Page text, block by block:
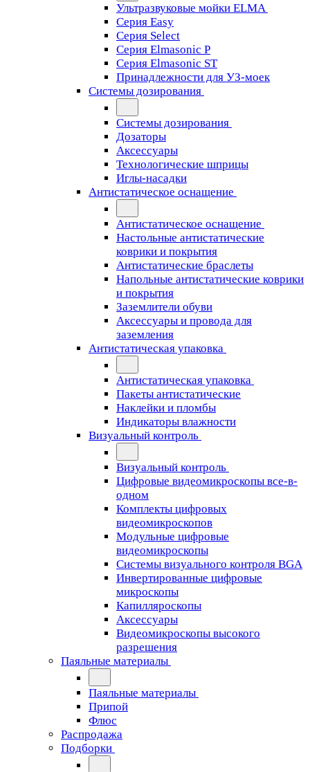
Ультразвуковые мойки ELMA
Серия Easy
Серия Select
Серия Elmasonic P
Серия Elmasonic ST
Принадлежности для УЗ-моек
Системы дозирования
Системы дозирования
Дозаторы
Аксессуары
Технологические шприцы
Иглы-насадки
Антистатическое оснащение
Антистатическое оснащение
Настольные антистатические
коврики и покрытия
Антистатические браслеты
Напольные антистатические коврики
и покрытия
Заземлители обуви
Аксессуары и провода для
заземления
Антистатическая упаковка
Антистатическая упаковка
Пакеты антистатические
Наклейки и пломбы
Индикаторы влажности
Визуальный контроль
Визуальный контроль
Цифровые видеомикроскопы все-в-
одном
Комплекты цифровых
видеомикроскопов
Модульные цифровые
видеомикроскопы
Cистемы визуального контроля BGA
Инвертированные цифровые
микроскопы
Капилляроскопы
Аксессуары
Видеомикроскопы высокого
разрешения
Паяльные материалы
Паяльные материалы
Припой
Флюс
Распродажа
Подборки